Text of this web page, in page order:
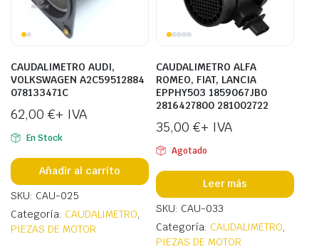
CAUDALIMETRO AUDI,
VOLKSWAGEN A2C59512884
078133471C
62,00 €+ IVA
En Stock
Añadir al carrito
SKU: CAU-025
Categoría: CAUDALIMETRO
PIEZAS DE MOTOR
CAUDALIMETRO ALFA
ROMEO, FIAT, LANCIA
EPPHY503 1859067JB0
2816427800 281002722
35,00 €+ IVA
Agotado
Leer más
SKU: CAU-033
Categoría: CAUDALIMETRO
PIEZAS DE MOTOR